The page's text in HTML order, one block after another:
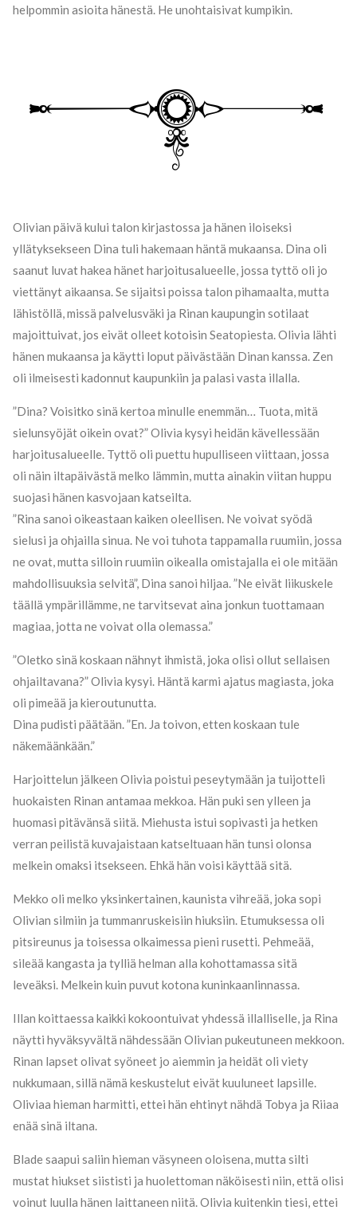
helpommin asioita hänestä. He unohtaisivat kumpikin.
Olivian päivä kului talon kirjastossa ja hänen iloiseksi
yllätyksekseen Dina tuli hakemaan häntä mukaansa. Dina oli
saanut luvat hakea hänet harjoitusalueelle, jossa tyttö oli jo
viettänyt aikaansa. Se sijaitsi poissa talon pihamaalta, mutta
lähistöllä, missä palvelusväki ja Rinan kaupungin sotilaat
majoittuivat, jos eivät olleet kotoisin Seatopiesta. Olivia lähti
hänen mukaansa ja käytti loput päivästään Dinan kanssa. Zen
oli ilmeisesti kadonnut kaupunkiin ja palasi vasta illalla.
”Dina? Voisitko sinä kertoa minulle enemmän… Tuota, mitä
sielunsyöjät oikein ovat?” Olivia kysyi heidän kävellessään
harjoitusalueelle. Tyttö oli puettu hupulliseen viittaan, jossa
oli näin iltapäivästä melko lämmin, mutta ainakin viitan huppu
suojasi hänen kasvojaan katseilta.
”Rina sanoi oikeastaan kaiken oleellisen. Ne voivat syödä
sielusi ja ohjailla sinua. Ne voi tuhota tappamalla ruumiin, jossa
ne ovat, mutta silloin ruumiin oikealla omistajalla ei ole mitään
mahdollisuuksia selvitä”, Dina sanoi hiljaa. ”Ne eivät liikuskele
täällä ympärillämme, ne tarvitsevat aina jonkun tuottamaan
magiaa, jotta ne voivat olla olemassa.”
”Oletko sinä koskaan nähnyt ihmistä, joka olisi ollut sellaisen
ohjailtavana?” Olivia kysyi. Häntä karmi ajatus magiasta, joka
oli pimeää ja kieroutunutta.
Dina pudisti päätään. ”En. Ja toivon, etten koskaan tule
näkemäänkään.”
Harjoittelun jälkeen Olivia poistui peseytymään ja tuijotteli
huokaisten Rinan antamaa mekkoa. Hän puki sen ylleen ja
huomasi pitävänsä siitä. Miehusta istui sopivasti ja hetken
verran peilistä kuvajaistaan katseltuaan hän tunsi olonsa
melkein omaksi itsekseen. Ehkä hän voisi käyttää sitä.
Mekko oli melko yksinkertainen, kaunista vihreää, joka sopi
Olivian silmiin ja tummanruskeisiin hiuksiin. Etumuksessa oli
pitsireunus ja toisessa olkaimessa pieni rusetti. Pehmeää,
sileää kangasta ja tylliä helman alla kohottamassa sitä
leveäksi. Melkein kuin puvut kotona kuninkaanlinnassa.
Illan koittaessa kaikki kokoontuivat yhdessä illalliselle, ja Rina
näytti hyväksyvältä nähdessään Olivian pukeutuneen mekkoon.
Rinan lapset olivat syöneet jo aiemmin ja heidät oli viety
nukkumaan, sillä nämä keskustelut eivät kuuluneet lapsille.
Oliviaa hieman harmitti, ettei hän ehtinyt nähdä Tobya ja Riiaa
enää sinä iltana.
Blade saapui saliin hieman väsyneen oloisena, mutta silti
mustat hiukset siististi ja huolettoman näköisesti niin, että olisi
voinut luulla hänen laittaneen niitä. Olivia kuitenkin tiesi, ettei